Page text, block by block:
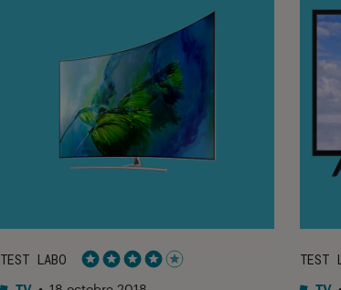
TEST LABO
Noté 4 étoiles sur 5
TEST